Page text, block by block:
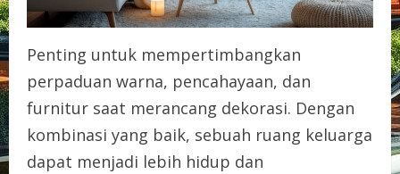
Penting untuk mempertimbangkan
perpaduan warna, pencahayaan, dan
furnitur saat merancang dekorasi. Dengan
kombinasi yang baik, sebuah ruang keluarga
dapat menjadi lebih hidup dan